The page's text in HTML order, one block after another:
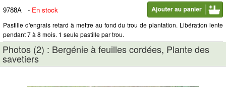
9788A
- En stock
Pastille d'engrais retard à mettre au fond du trou de plantation. Libération lente
pendant 7 à 8 mois. 1 seule pastille par trou.
Photos (2) : Bergénie à feuilles cordées, Plante des
savetiers